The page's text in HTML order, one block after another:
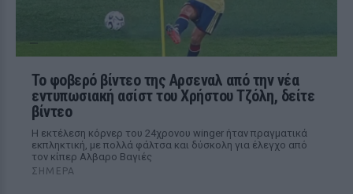
Το φοβερό βίντεο της Αρσεναλ από την νέα
εντυπωσιακή ασίστ του Χρήστου Τζόλη, δείτε
βίντεο
Η εκτέλεση κόρνερ του 24χρονου winger ήταν πραγματικά
εκπληκτική, με πολλά φάλτσα και δύσκολη για έλεγχο από
τον κίπερ Αλβαρο Βαγιές
ΣΉΜΕΡΑ